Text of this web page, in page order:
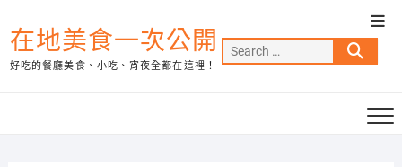
to
content
在地美食一次公開
好吃的餐廳美食、小吃、宵夜全都在這裡！
Search
…